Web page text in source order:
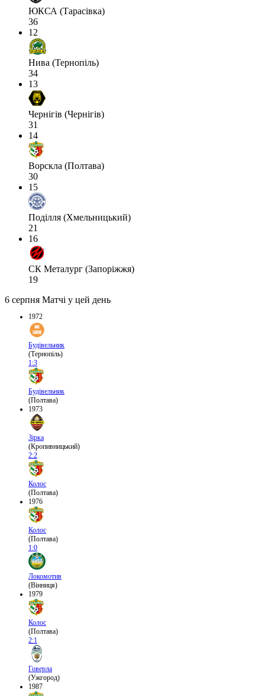
ЮКСА (Тарасівка)
36
12
Нива (Тернопіль)
34
13
Чернігів (Чернігів)
31
14
Ворскла (Полтава)
30
15
Поділля (Хмельницький)
21
16
СК Металург (Запоріжжя)
19
6 серпня Матчі у цей день
1972
Будівельник
(Тернопіль)
1:3
Будівельник
(Полтава)
1973
Зірка
(Кропивницький)
2:2
Колос
(Полтава)
1976
Колос
(Полтава)
1:0
Локомотив
(Вінниця)
1979
Колос
(Полтава)
2:1
Говерла
(Ужгород)
1987